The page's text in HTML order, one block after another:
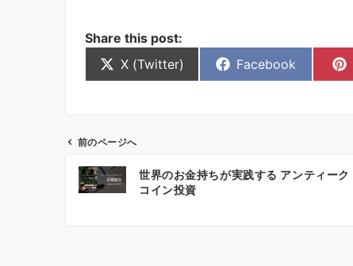
Share this post:
Share
X (Twitter)
Share
Facebook
ビ
前のページへ
世界のお金持ちが実践する アンティーク
コイン投資